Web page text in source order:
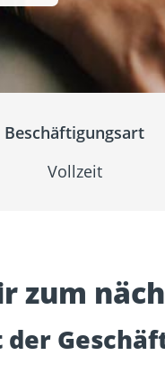
und Fassade
Beschäftigungsart
Vollzeit
zum
der